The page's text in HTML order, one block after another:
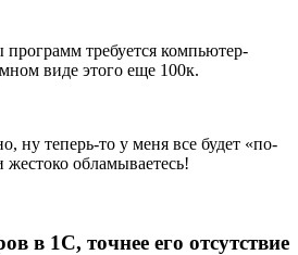
программ требуется компьютер-
виде этого еще 100к.
ну теперь-то у меня все будет «по-
жестоко обламываетесь!
в 1С, точнее его отсутствие